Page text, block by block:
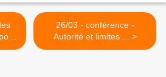
26/03 - conférence -
Autorité et limites ... >